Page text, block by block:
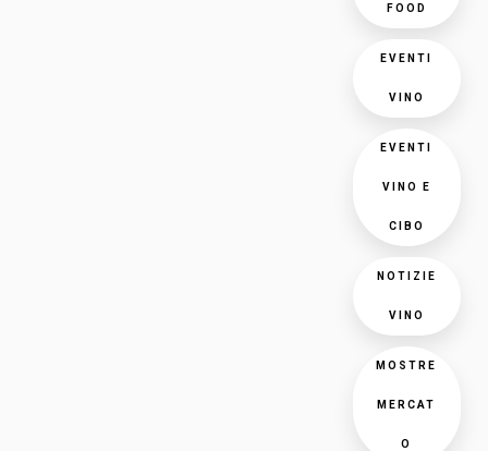
FOOD
EVENTI
VINO
EVENTI
VINO E
CIBO
NOTIZIE
VINO
MOSTRE
MERCAT
O